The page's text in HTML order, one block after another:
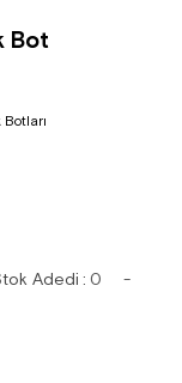
Bot
Adedi : 0